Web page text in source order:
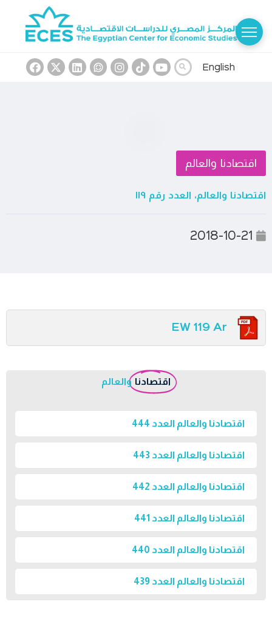
English
اقتصادنا والعالم
اقتصادنا والعالم، العدد رقم ١١٩
EW 119 Ar
اقتصادنا والعالم
اقتصادنا والعالم العدد 444
اقتصادنا والعالم العدد 443
اقتصادنا والعالم العدد 442
اقتصادنا والعالم العدد 441
اقتصادنا والعالم العدد 440
اقتصادنا والعالم العدد 439